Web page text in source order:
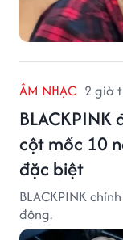
ÂM NHẠC 2 giờ
cột mốc 10
đặc biệt
BLACKPINK
động.